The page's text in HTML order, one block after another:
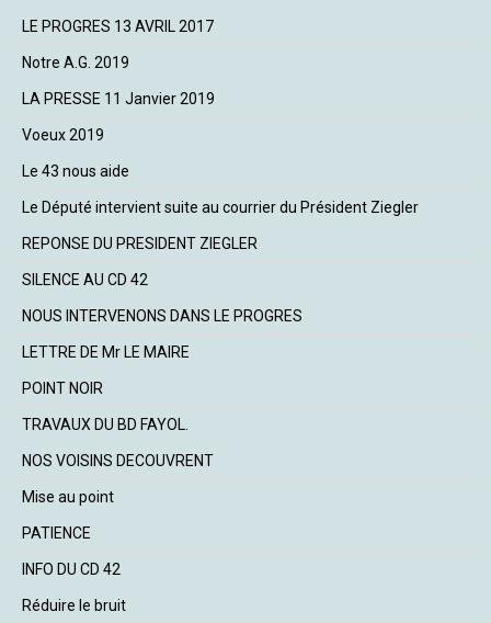
LE PROGRES 13 AVRIL 2017
Notre A.G. 2019
LA PRESSE 11 Janvier 2019
Voeux 2019
Le 43 nous aide
Le Député intervient suite au courrier du Président Ziegler
REPONSE DU PRESIDENT ZIEGLER
SILENCE AU CD 42
NOUS INTERVENONS DANS LE PROGRES
LETTRE DE Mr LE MAIRE
POINT NOIR
TRAVAUX DU BD FAYOL.
NOS VOISINS DECOUVRENT
Mise au point
PATIENCE
INFO DU CD 42
Réduire le bruit